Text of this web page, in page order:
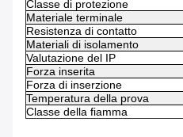
Classe di protezione
Materiale terminale
Resistenza di contatto
Materiali di isolamento
Valutazione del IP
Forza inserita
Forza di inserzione
Temperatura della prova
Classe della fiamma